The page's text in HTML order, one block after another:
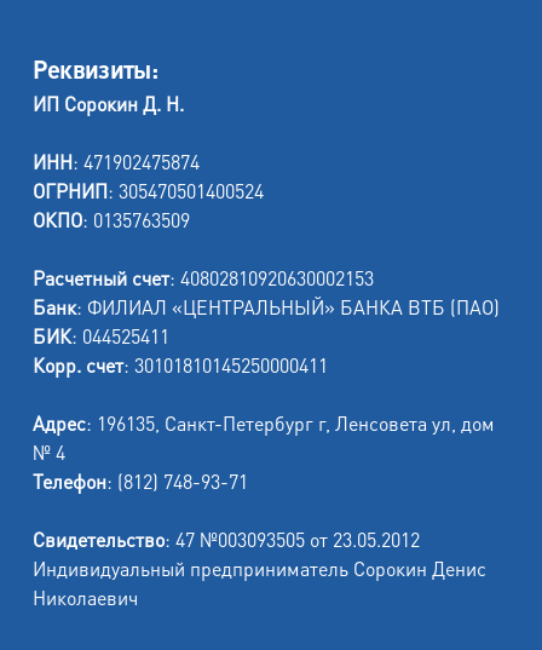
Реквизиты:
ИП Сорокин Д. Н.
ИНН: 471902475874
ОГРНИП: 305470501400524
ОКПО: 0135763509
Расчетный счет: 40802810920630002153
Банк: ФИЛИАЛ «ЦЕНТРАЛЬНЫЙ» БАНКА ВТБ (ПАО)
БИК: 044525411
Корр. счет: 30101810145250000411
Адрес: 196135, Санкт-Петербург г, Ленсовета ул, дом
№ 4
Телефон: (812) 748-93-71
Свидетельство: 47 №003093505 от 23.05.2012
Индивидуальный предприниматель Сорокин Денис
Николаевич